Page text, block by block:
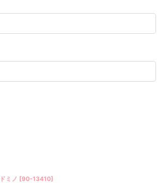
ニマルセット [90-11184